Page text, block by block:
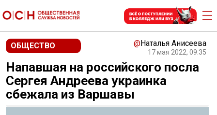
ОБЩЕСТВО @Наталья Анисеева
17 мая 2022, 09:35
Напавшая на российского посла
Сергея Андреева украинка
сбежала из Варшавы